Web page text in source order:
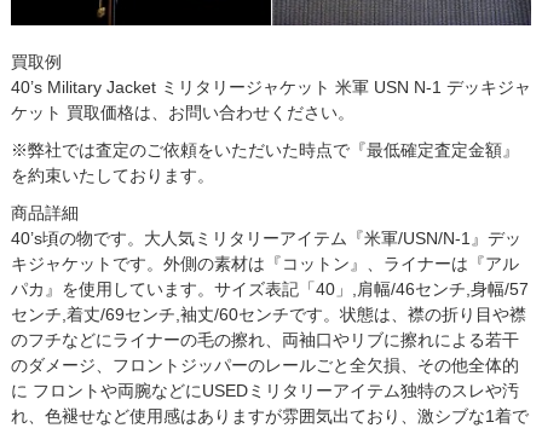
買取例
40’s Military Jacket ミリタリージャケット 米軍 USN N-1 デッキジャ
ケット 買取価格は、お問い合わせください。
※弊社では査定のご依頼をいただいた時点で『最低確定査定金額』
を約束いたしております。
商品詳細
40’s頃の物です。大人気ミリタリーアイテム『米軍/USN/N-1』デッ
キジャケットです。外側の素材は『コットン』、ライナーは『アル
パカ』を使用しています。サイズ表記「40」,肩幅/46センチ,身幅/57
センチ,着丈/69センチ,袖丈/60センチです。状態は、襟の折り目や襟
のフチなどにライナーの毛の擦れ、両袖口やリブに擦れによる若干
のダメージ、フロントジッパーのレールごと全欠損、その他全体的
に フロントや両腕などにUSEDミリタリーアイテム独特のスレや汚
れ、色褪せなど使用感はありますが雰囲気出ており、激シブな1着で